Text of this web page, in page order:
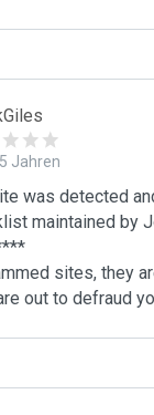
Jahren
was detected
maintained by
sites, they
out to defraud